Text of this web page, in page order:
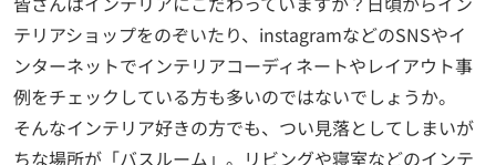
テリアショップをのぞいたり、instagramなどのSNSやイ
ンターネットでインテリアコーディネートやレイアウト事
例をチェックしている方も多いのではないでしょうか。
そんなインテリア好きの方でも、つい見落としてしまいが
ちな場所が「バスルーム」。リビングや寝室などのインテ